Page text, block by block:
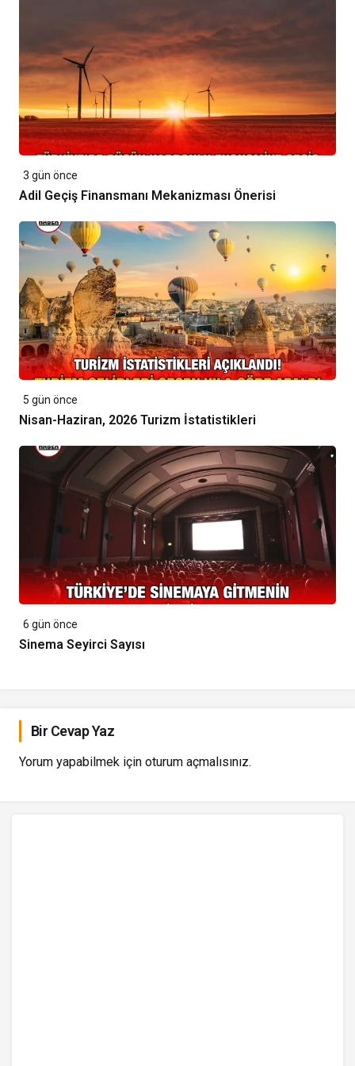
3 gün önce
Adil Geçiş Finansmanı Mekanizması Önerisi
5 gün önce
Nisan-Haziran, 2026 Turizm İstatistikleri
6 gün önce
Sinema Seyirci Sayısı
Bir Cevap Yaz
Yorum yapabilmek için oturum açmalısınız.